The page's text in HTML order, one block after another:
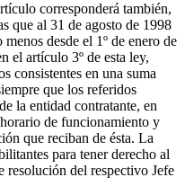
corresponderá también,
que al 31 de agosto de 1998
desde el 1º de enero de
el artículo 3º de esta ley,
consistentes en una suma
que los referidos
la entidad contratante, en
de funcionamiento y
que reciban de ésta. La
para tener derecho al
resolución del respectivo Jefe